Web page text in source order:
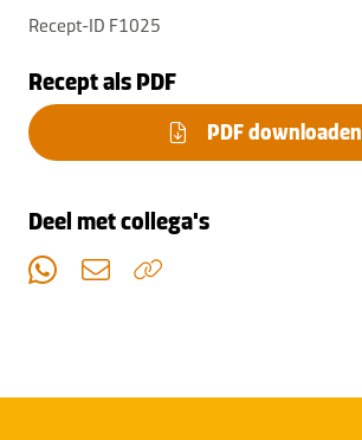
Recept-ID F1025
Recept als PDF
PDF downloaden
Deel met collega's